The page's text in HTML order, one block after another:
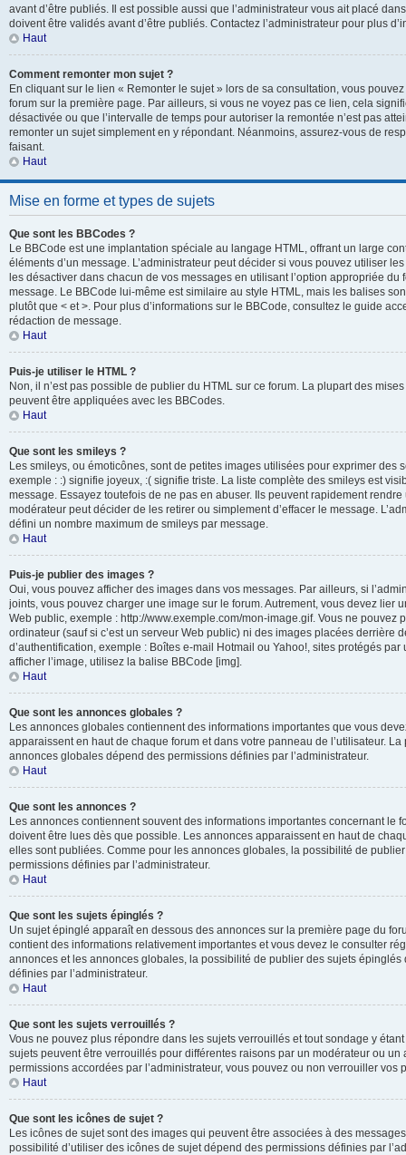
avant d’être publiés. Il est possible aussi que l’administrateur vous ait placé
doivent être validés avant d’être publiés. Contactez l’administrateur pour plus
Haut
Comment remonter mon sujet ?
En cliquant sur le lien « Remonter le sujet » lors de sa consultation, vous pouvez
forum sur la première page. Par ailleurs, si vous ne voyez pas ce lien, cela
désactivée ou que l’intervalle de temps pour autoriser la remontée n’est pas
remonter un sujet simplement en y répondant. Néanmoins, assurez-vous de
faisant.
Haut
Mise en forme et types de sujets
Que sont les BBCodes ?
Le BBCode est une implantation spéciale au langage HTML, offrant un large
éléments d’un message. L’administrateur peut décider si vous pouvez utiliser
les désactiver dans chacun de vos messages en utilisant l’option appropriée
message. Le BBCode lui-même est similaire au style HTML, mais les balises
plutôt que < et >. Pour plus d’informations sur le BBCode, consultez le guide
rédaction de message.
Haut
Puis-je utiliser le HTML ?
Non, il n’est pas possible de publier du HTML sur ce forum. La plupart des
peuvent être appliquées avec les BBCodes.
Haut
Que sont les smileys ?
Les smileys, ou émoticônes, sont de petites images utilisées pour exprimer des
exemple : :) signifie joyeux, :( signifie triste. La liste complète des smileys est
message. Essayez toutefois de ne pas en abuser. Ils peuvent rapidement
modérateur peut décider de les retirer ou simplement d’effacer le message.
défini un nombre maximum de smileys par message.
Haut
Puis-je publier des images ?
Oui, vous pouvez afficher des images dans vos messages. Par ailleurs, si
joints, vous pouvez charger une image sur le forum. Autrement, vous devez lier
Web public, exemple : http://www.exemple.com/mon-image.gif. Vous ne pouvez
ordinateur (sauf si c’est un serveur Web public) ni des images placées derrière
d’authentification, exemple : Boîtes e-mail Hotmail ou Yahoo!, sites protégés par
afficher l’image, utilisez la balise BBCode [img].
Haut
Que sont les annonces globales ?
Les annonces globales contiennent des informations importantes que vous
apparaissent en haut de chaque forum et dans votre panneau de l’utilisateur.
annonces globales dépend des permissions définies par l’administrateur.
Haut
Que sont les annonces ?
Les annonces contiennent souvent des informations importantes concernant le
doivent être lues dès que possible. Les annonces apparaissent en haut de
elles sont publiées. Comme pour les annonces globales, la possibilité de
permissions définies par l’administrateur.
Haut
Que sont les sujets épinglés ?
Un sujet épinglé apparaît en dessous des annonces sur la première page du
contient des informations relativement importantes et vous devez le consulter
annonces et les annonces globales, la possibilité de publier des sujets
définies par l’administrateur.
Haut
Que sont les sujets verrouillés ?
Vous ne pouvez plus répondre dans les sujets verrouillés et tout sondage y
sujets peuvent être verrouillés pour différentes raisons par un modérateur ou un
permissions accordées par l’administrateur, vous pouvez ou non verrouiller vos
Haut
Que sont les icônes de sujet ?
Les icônes de sujet sont des images qui peuvent être associées à des
possibilité d’utiliser des icônes de sujet dépend des permissions définies par